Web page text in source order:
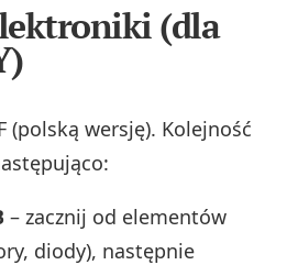
(dla
(polską wersję). Kolejność
– zacznij od elementów
diody), następnie